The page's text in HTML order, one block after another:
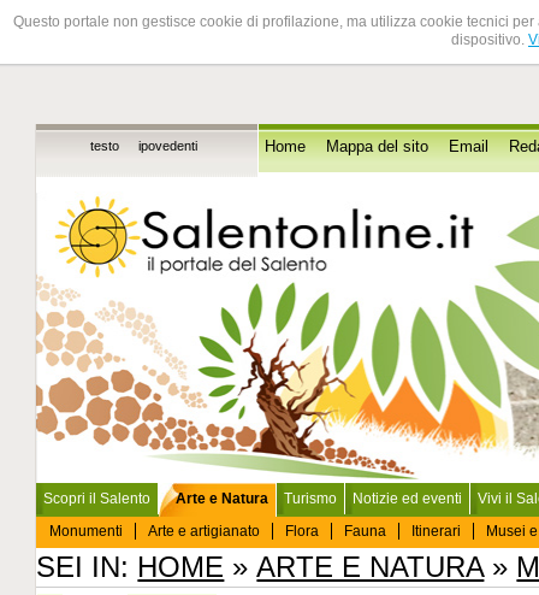
Questo portale non gestisce cookie di profilazione, ma utilizza cookie tecnici
dispositivo.
testo ipovedenti Home Mappa del sito Email
Scopri il Salento
Arte e Natura
Monumenti
Arte e artigianato Flora Fauna Itinerari Musei
Turismo Notizie ed eventi Vivi il
SEI IN: HOME »ARTE E NATURA»